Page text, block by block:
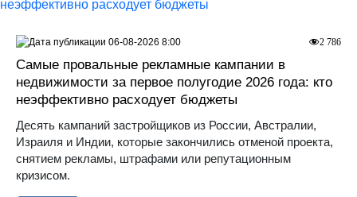
Самые провальные рекламные кампании в
недвижимости за первое полугодие 2026 года: кто
неэффективно расходует бюджеты
Десять кампаний застройщиков из России, Австралии,
Израиля и Индии, которые закончились отменой проекта,
снятием рекламы, штрафами или репутационным
кризисом.
2 786
06-08-2026 8:00